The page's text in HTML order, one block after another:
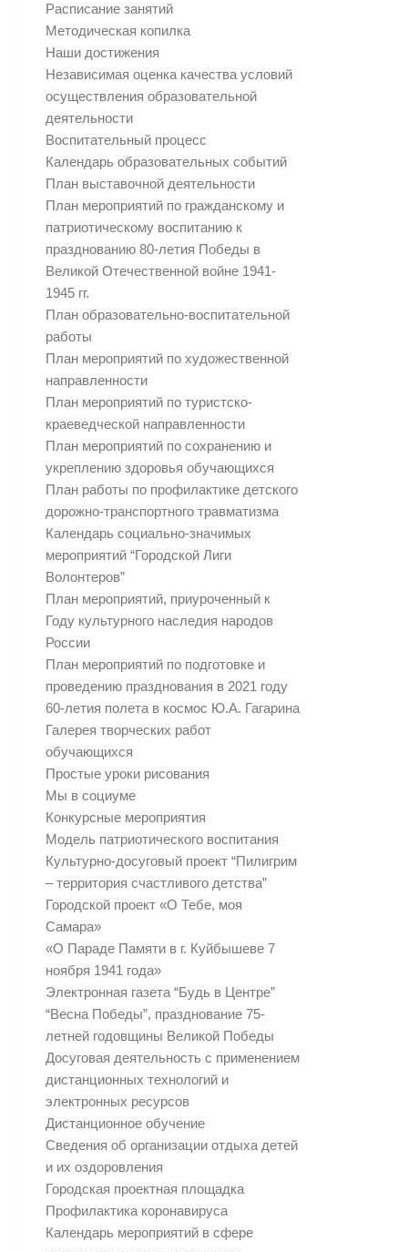
Расписание занятий
Методическая копилка
Наши достижения
Независимая оценка качества условий
осуществления образовательной
деятельности
Воспитательный процесс
Календарь образовательных событий
План выставочной деятельности
План мероприятий по гражданскому и
патриотическому воспитанию к
празднованию 80-летия Победы в
Великой Отечественной войне 1941-
1945 гг.
План образовательно-воспитательной
работы
План мероприятий по художественной
направленности
План мероприятий по туристско-
краеведческой направленности
План мероприятий по сохранению и
укреплению здоровья обучающихся
План работы по профилактике детского
дорожно-транспортного травматизма
Календарь социально-значимых
мероприятий “Городской Лиги
Волонтеров”
План мероприятий, приуроченный к
Году культурного наследия народов
России
План мероприятий по подготовке и
проведению празднования в 2021 году
60-летия полета в космос Ю.А. Гагарина
Галерея творческих работ
обучающихся
Простые уроки рисования
Мы в социуме
Конкурсные мероприятия
Модель патриотического воспитания
Культурно-досуговый проект “Пилигрим
– территория счастливого детства”
Городской проект «О Тебе, моя
Самара»
«О Параде Памяти в г. Куйбышеве 7
ноября 1941 года»
Электронная газета “Будь в Центре”
“Весна Победы”, празднование 75-
летней годовщины Великой Победы
Досуговая деятельность с применением
дистанционных технологий и
электронных ресурсов
Дистанционное обучение
Сведения об организации отдыха детей
и их оздоровления
Городская проектная площадка
Профилактика коронавируса
Календарь мероприятий в сфере